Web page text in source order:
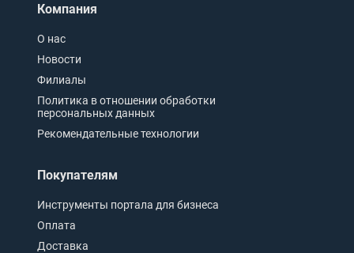
Компания
О нас
Новости
Филиалы
Политика в отношении обработки
персональных данных
Рекомендательные технологии
Покупателям
Инструменты портала для бизнеса
Оплата
Доставка